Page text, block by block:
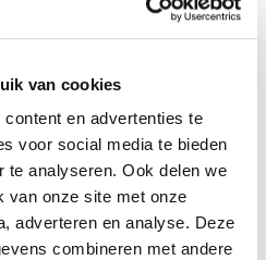
van cookies
en advertenties te
voor social media te bieden
te analyseren. Ook delen we
van onze site met onze
adverteren en analyse. Deze
combineren met andere
jaar
Handgeschakeld
4 deuren